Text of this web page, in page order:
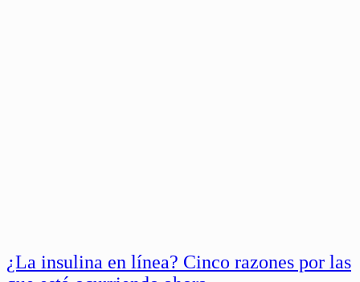
¿La insulina en línea? Cinco razones por las